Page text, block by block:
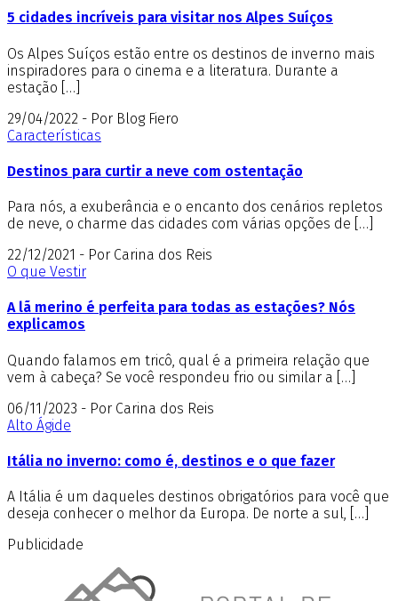
5 cidades incríveis para visitar nos Alpes Suíços
Os Alpes Suíços estão entre os destinos de inverno mais
inspiradores para o cinema e a literatura. Durante a
estação […]
29/04/2022 - Por Blog Fiero
Características
Destinos para curtir a neve com ostentação
Para nós, a exuberância e o encanto dos cenários repletos
de neve, o charme das cidades com várias opções de […]
22/12/2021 - Por Carina dos Reis
O que Vestir
A lã merino é perfeita para todas as estações? Nós
explicamos
Quando falamos em tricô, qual é a primeira relação que
vem à cabeça? Se você respondeu frio ou similar a […]
06/11/2023 - Por Carina dos Reis
Alto Ágide
Itália no inverno: como é, destinos e o que fazer
A Itália é um daqueles destinos obrigatórios para você que
deseja conhecer o melhor da Europa. De norte a sul, […]
Publicidade